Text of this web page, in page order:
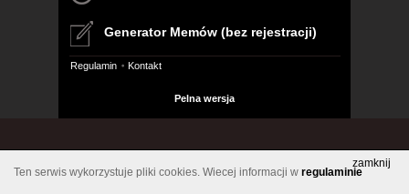
Generator Memów (bez rejestracji)
Regulamin Kontakt
Pelna wersja
zamknij
Ten serwis wykorzystuje pliki cookies. Wiecej informacji w regulaminie